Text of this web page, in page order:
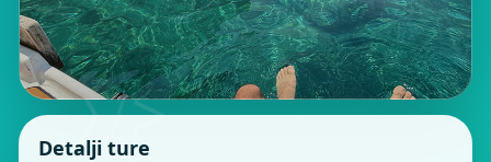
Detalji ture